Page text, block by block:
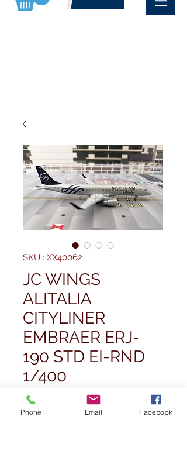
SKU : XX40062
JC WINGS
ALITALIA
CITYLINER
EMBRAER ERJ-
190 STD EI-RND
1/400
39,99 £GB Prix
Phone Email Facebook